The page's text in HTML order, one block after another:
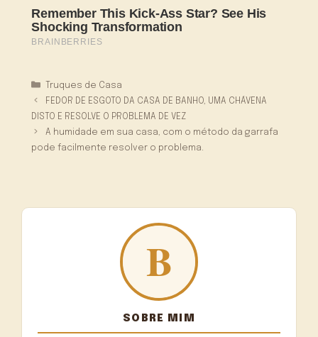
Categorias
Truques de Casa
FEDOR DE ESGOTO DA CASA DE BANHO, UMA CHÁVENA
DISTO E RESOLVE O PROBLEMA DE VEZ
A humidade em sua casa, com o método da garrafa
pode facilmente resolver o problema.
SOBRE MIM